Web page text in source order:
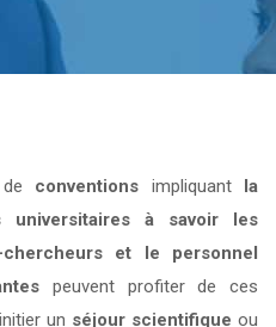
conventions impliquant la
universitaires à savoir les
chercheurs et le personnel
peuvent profiter de ces
un séjour scientifique ou